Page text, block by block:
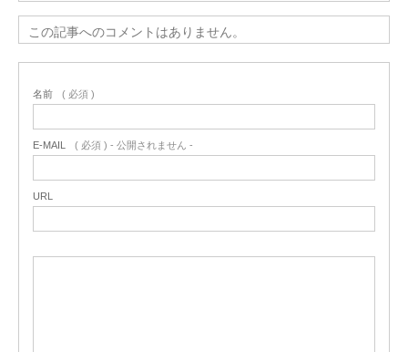
この記事へのコメントはありません。
名前 ( 必須 )
E-MAIL ( 必須 ) - 公開されません -
URL